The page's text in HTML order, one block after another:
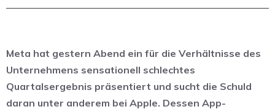
Meta hat gestern Abend ein für die Verhältnisse des
Unternehmens sensationell schlechtes
Quartalsergebnis präsentiert und sucht die Schuld
daran unter anderem bei Apple. Dessen App-